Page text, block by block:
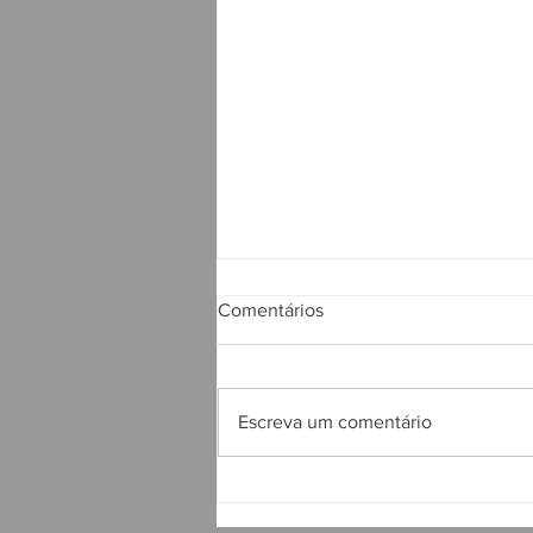
Comentários
Escreva um comentário